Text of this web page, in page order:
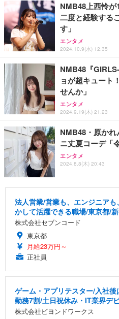
NMB48上西怜が
二度と経験する
す」
エンタメ
2024.10.9(水) 12:35
NMB48『
ョが超キュート
せんか」
エンタメ
2024.9.19(木) 21:23
NMB48・原か
ニ丈夏コーデ「
エンタメ
2024.8.8(木) 20:43
法人営業/営業も、エンジニア
かして活躍できる職場/東京都/
株式会社セブンコード
東京都
月給23万円～
正社員
ゲーム・アプリテスター/入社
勤務7割/土日祝休み・IT業界デ
株式会社ビヨンドワークス